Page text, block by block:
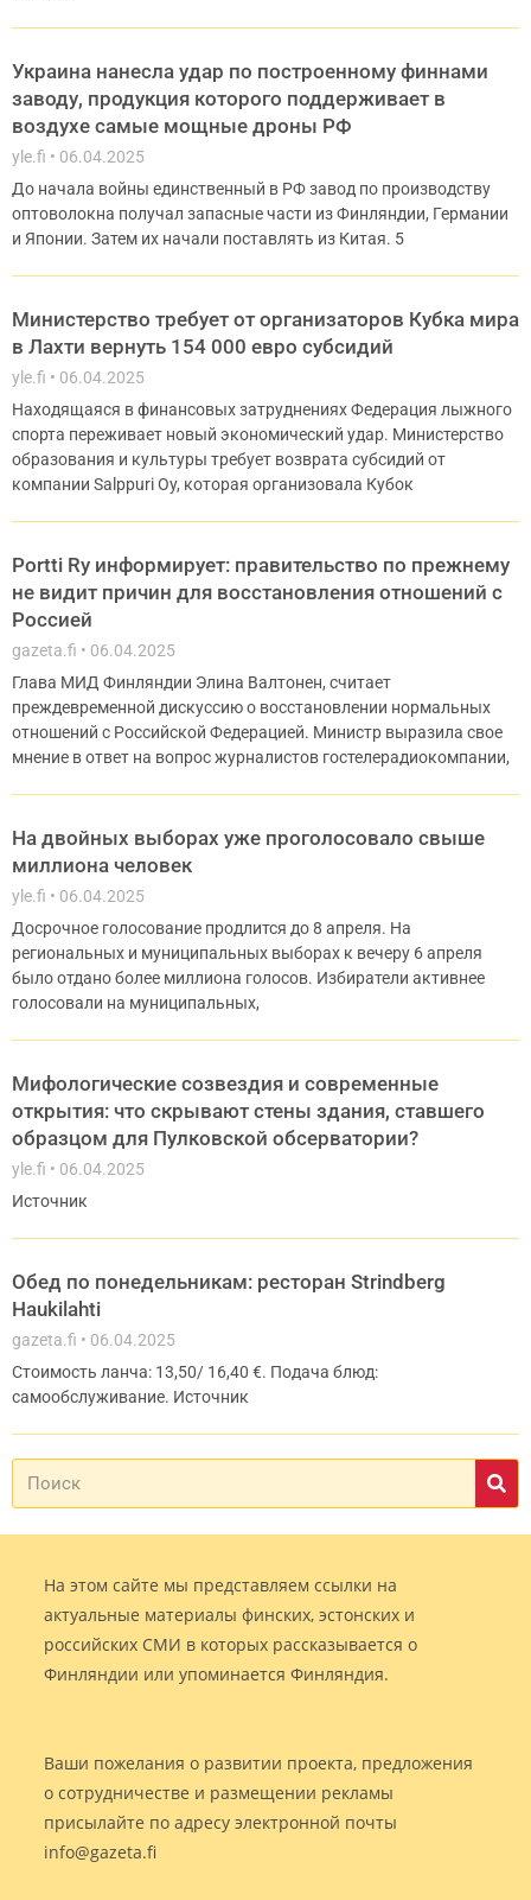
Украина нанесла удар по построенному финнами
заводу, продукция которого поддерживает в
воздухе самые мощные дроны РФ
yle.fi
06.04.2025
До начала войны единственный в РФ завод по производству
оптоволокна получал запасные части из Финляндии, Германии
и Японии. Затем их начали поставлять из Китая. 5
Министерство требует от организаторов Кубка мира
в Лахти вернуть 154 000 евро субсидий
yle.fi
06.04.2025
Находящаяся в финансовых затруднениях Федерация лыжного
спорта переживает новый экономический удар. Министерство
образования и культуры требует возврата субсидий от
компании Salppuri Oy, которая организовала Кубок
Portti Ry информирует: правительство по прежнему
не видит причин для восстановления отношений с
Россией
gazeta.fi
06.04.2025
Глава МИД Финляндии Элина Валтонен, считает
преждевременной дискуссию о восстановлении нормальных
отношений с Российской Федерацией. Министр выразила свое
мнение в ответ на вопрос журналистов гостелерадиокомпании,
На двойных выборах уже проголосовало свыше
миллиона человек
yle.fi
06.04.2025
Досрочное голосование продлится до 8 апреля. На
региональных и муниципальных выборах к вечеру 6 апреля
было отдано более миллиона голосов. Избиратели активнее
голосовали на муниципальных,
Мифологические созвездия и современные
открытия: что скрывают стены здания, ставшего
образцом для Пулковской обсерватории?
yle.fi
06.04.2025
Источник
Обед по понедельникам: ресторан Strindberg
Haukilahti
gazeta.fi
06.04.2025
Стоимость ланча: 13,50/ 16,40 €. Подача блюд:
самообслуживание. Источник
На этом сайте мы представляем ссылки на
актуальные материалы финских, эстонских и
российских СМИ в которых рассказывается о
Финляндии или упоминается Финляндия.
Ваши пожелания о развитии проекта, предложения
о сотрудничестве и размещении рекламы
присылайте по адресу электронной почты
info@gazeta.fi